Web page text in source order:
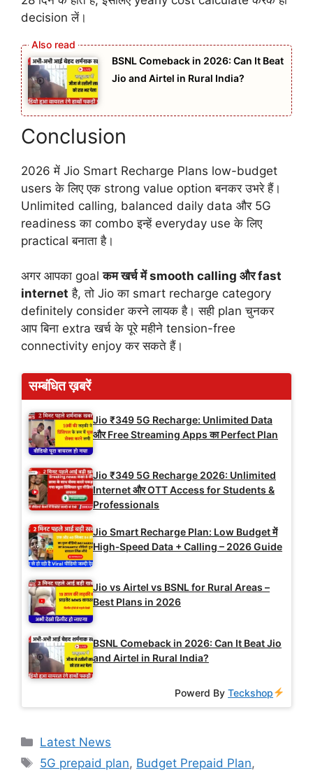
decision लें।
BSNL Comeback in 2026: Can It Beat
Jio and Airtel in Rural India?
Conclusion
2026 में Jio Smart Recharge Plans low-budget
users के लिए एक strong value option बनकर उभरे हैं।
Unlimited calling, balanced daily data और 5G
readiness का combo इन्हें everyday use के लिए
practical बनाता है।
अगर आपका goalकम खर्च में smooth calling और fast
internet है, तो Jio का smart recharge category
definitely consider करने लायक है। सही plan चुनकर
आप बिना extra खर्च के पूरे महीने tension-free
connectivity enjoy कर सकते हैं।
सम्बंधित ख़बरें
Jio ₹349 5G Recharge: Unlimited Data
और Free Streaming Apps का Perfect Plan
Jio ₹349 5G Recharge 2026: Unlimited
Internet और OTT Access for Students &
Professionals
Jio Smart Recharge Plan: Low Budget में
High‑Speed Data + Calling – 2026 Guide
Jio vs Airtel vs BSNL for Rural Areas –
Best Plans in 2026
BSNL Comeback in 2026: Can It Beat Jio
and Airtel in Rural India?
Powerd ByTeckshop
Categories
Latest News
Tags
5G prepaid plan, Budget Prepaid Plan,